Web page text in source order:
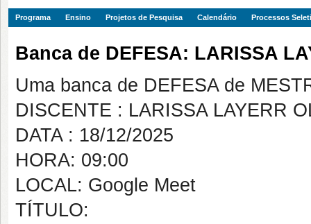
Programa Ensino Projetos de Pesquisa Calendário Processos
Banca de DEFESA: LARISSA
Uma banca de DEFESA de
DISCENTE : LARISSA LAYERR
DATA : 18/12/2025
HORA: 09:00
LOCAL: Google Meet
TÍTULO: